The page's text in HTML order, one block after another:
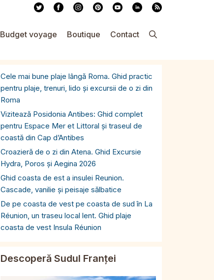
Budget voyage Boutique Contact
Cele mai bune plaje lângă Roma. Ghid practic
pentru plaje, trenuri, lido și excursii de o zi din
Roma
Vizitează Posidonia Antibes: Ghid complet
pentru Espace Mer et Littoral și traseul de
coastă din Cap d’Antibes
Croazieră de o zi din Atena. Ghid Excursie
Hydra, Poros și Aegina 2026
Ghid coasta de est a insulei Reunion.
Cascade, vanilie și peisaje sălbatice
De pe coasta de vest pe coasta de sud în La
Réunion, un traseu local lent. Ghid plaje
coasta de vest Insula Réunion
Descoperă Sudul Franței